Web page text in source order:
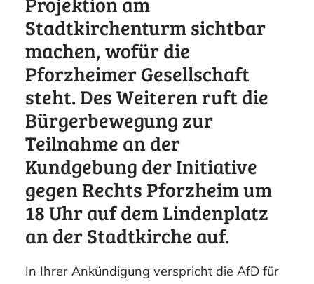
Stadtkirchenturm sichtbar
machen, wofür die
Pforzheimer Gesellschaft
steht. Des Weiteren ruft die
Bürgerbewegung zur
Teilnahme an der
Kundgebung der Initiative
gegen Rechts Pforzheim um
18 Uhr auf dem Lindenplatz
an der Stadtkirche auf.
In Ihrer Ankündigung verspricht die AfD für